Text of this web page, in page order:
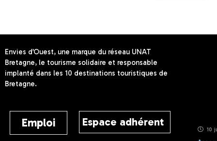
Envies d’Ouest, une marque du réseau UNAT
Bretagne, le tourisme solidaire et responsable
implanté dans les 10 destinations touristiques de
Bretagne.
Emploi Espace adhérent
10